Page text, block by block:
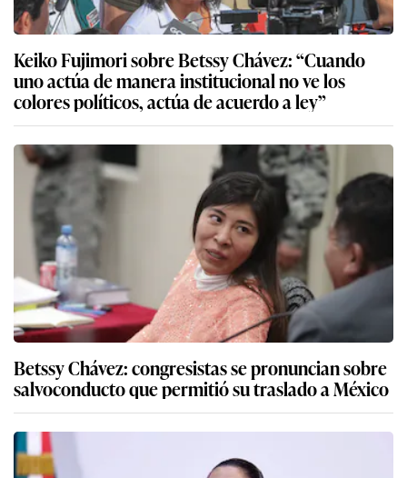
Keiko Fujimori sobre Betssy Chávez: “Cuando
uno actúa de manera institucional no ve los
colores políticos, actúa de acuerdo a ley”
Betssy Chávez: congresistas se pronuncian sobre
salvoconducto que permitió su traslado a México